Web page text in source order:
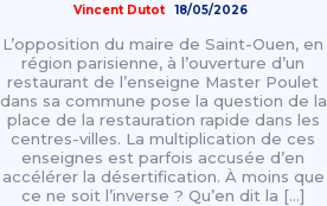
Vincent Dutot 18/05/2026
L’opposition du maire de Saint-Ouen, en
région parisienne, à l’ouverture d’un
restaurant de l’enseigne Master Poulet
dans sa commune pose la question de la
place de la restauration rapide dans les
centres-villes. La multiplication de ces
enseignes est parfois accusée d’en
accélérer la désertification. À moins que
ce ne soit l’inverse ? Qu’en dit la […]